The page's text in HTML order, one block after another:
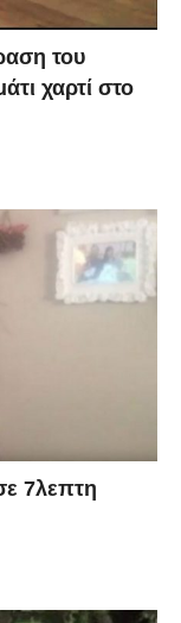
του
χαρτί στο
7λεπτη